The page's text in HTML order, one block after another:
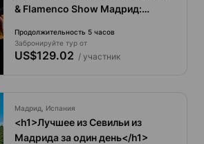
& Flamenco Show Мадрид:
фламенко-шоу от местных
Продолжительность 5 часов
Забронируйте тур от
US$129.02 / участник
Мадрид, Испания
<h1>Лучшее из Севильи из
Мадрида за один день</h1>